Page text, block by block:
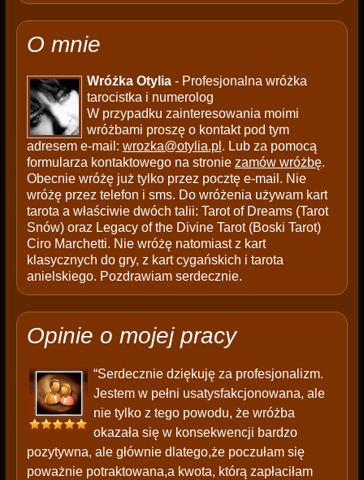
O mnie
Wróżka Otylia- Profesjonalna wróżka
tarocistka i numerolog
W przypadku zainteresowania moimi
wróżbami proszę o kontakt pod tym
adresem e-mail: wrozka@otylia.pl . Lub za pomocą
formularza kontaktowego na stronie zamów wróżbę.
Obecnie wróżę już tylko przez pocztę e-mail. Nie
wróżę przez telefon i sms. Do wróżenia używam kart
tarota a właściwie dwóch talii: Tarot of Dreams (Tarot
Snów) oraz Legacy of the Divine Tarot (Boski Tarot)
Ciro Marchetti. Nie wróżę natomiast z kart
klasycznych do gry, z kart cygańskich i tarota
anielskiego. Pozdrawiam serdecznie.
Opinie o mojej pracy
“Serdecznie dziękuję za profesjonalizm.
Jestem w pełni usatysfakcjonowana, ale
nie tylko z tego powodu, że wróżba
okazała się w konsekwencji bardzo
pozytywna, ale głównie dlatego,że poczułam się
poważnie potraktowana,a kwota, którą zapłaciłam